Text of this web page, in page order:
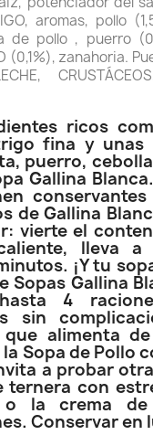
aromas, pollo
de pollo , puerro
(0,1%), zanahoria.
ricos
fina y unas
puerro,
Gallina
de Gallina
vierte el
lleva a
¡Y tu
Sopas Gallina
4
sin
alimenta
Sopa de Pollo
a probar
ternera con
o la crema
Conservar en